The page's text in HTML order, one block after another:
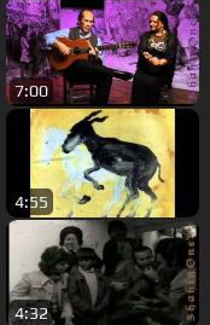
7:00
4:55
4:32